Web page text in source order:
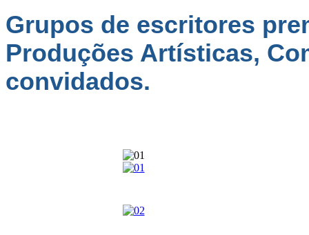
Grupos de escritores
Produções Artísticas,
convidados.